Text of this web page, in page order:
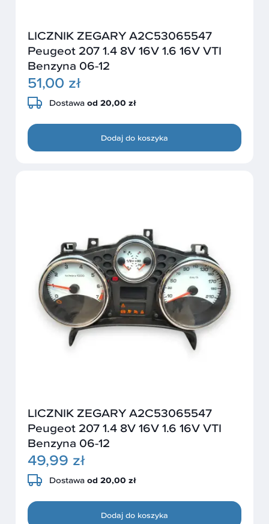
LICZNIK ZEGARY A2C53065547
Peugeot 207 1.4 8V 16V 1.6 16V VTI
Benzyna 06-12
51,00 zł
Dostawa od 20,00 zł
Dodaj do koszyka
LICZNIK ZEGARY A2C53065547
Peugeot 207 1.4 8V 16V 1.6 16V VTI
Benzyna 06-12
49,99 zł
Dostawa od 20,00 zł
Dodaj do koszyka